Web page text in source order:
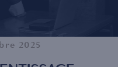
2025